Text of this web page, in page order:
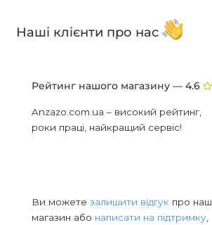
Наші клієнти про нас
Рейтинг нашого магазину — 4.6
Anzazo.com.ua – високий рейтинг,
роки праці, найкращий сервіс!
Ви можете залишити відгук про наш
магазин або написати на підтримку